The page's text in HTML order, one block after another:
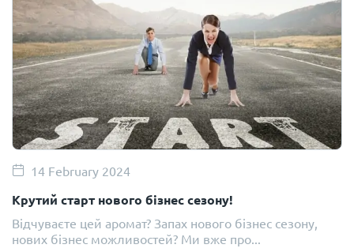
14 February 2024
Крутий старт нового бізнес сезону!
Відчуваєте цей аромат? Запах нового бізнес сезону,
нових бізнес можливостей? Ми вже про...